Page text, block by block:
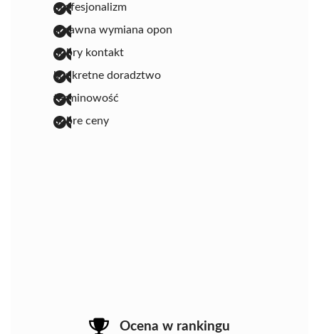
profesjonalizm
sprawna wymiana opon
dobry kontakt
konkretne doradztwo
terminowość
dobre ceny
Ocena w rankingu